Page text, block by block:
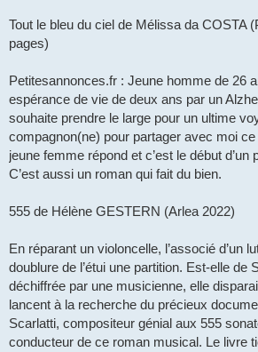
Tout le bleu du ciel de Mélissa da COSTA
pages)
Petitesannonces.fr : Jeune homme de 26
espérance de vie de deux ans par un
souhaite prendre le large pour un ultime
compagnon(ne) pour partager avec moi
jeune femme répond et c’est le début d’un
C’est aussi un roman qui fait du bien.
555 de Hélène GESTERN (Arlea 2022)
En réparant un violoncelle, l’associé d’un
doublure de l’étui une partition. Est-elle de
déchiffrée par une musicienne, elle
lancent à la recherche du précieux
Scarlatti, compositeur génial aux 555
conducteur de ce roman musical. Le livre